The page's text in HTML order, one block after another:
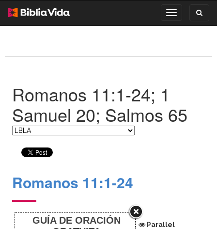
Toggle
navigation
Romanos 11:1-24; 1
Samuel 20; Salmos 65
Romanos 11:1-24
Chapter Parallel